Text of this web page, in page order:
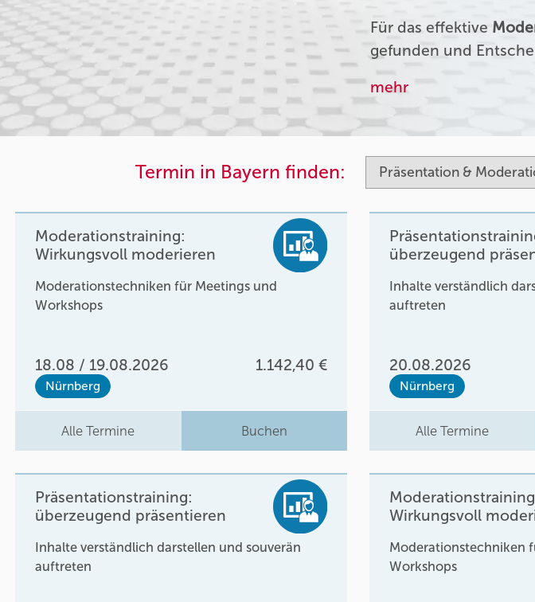
Für das effektive
gefunden und
mehr
Termin in Bayern finden:
Moderationstraining:
Wirkungsvoll moderieren
Moderationstechniken für Meetings und
Workshops
18.08 / 19.08.2026 1.142,40 €
Nürnberg
Alle Termine Buchen
überzeugend
Inhalte verständlich
auftreten
20.08.2026
Nürnberg
Alle Termine
Präsentationstraining:
überzeugend präsentieren
Inhalte verständlich darstellen und souverän
auftreten
Wirkungsvoll
Moderationstechniken
Workshops